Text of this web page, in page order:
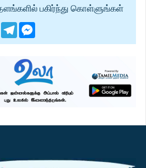
பகிர்ந்து கொள்ளுங்கள்
Facebook
Telegram